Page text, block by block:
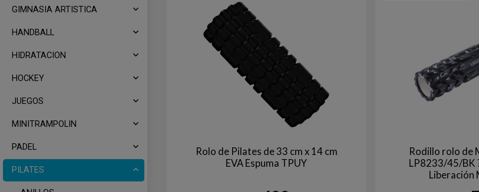
GIMNASIA ARTISTICA
HANDBALL
HIDRATACION
HOCKEY
JUEGOS
MINITRAMPOLIN
PADEL
PILATES
Rolo de Pilates de 33 cm x 14 cm
EVA Espuma TPUY
Rodillo rolo de
LP8233/45/BK
Liberación